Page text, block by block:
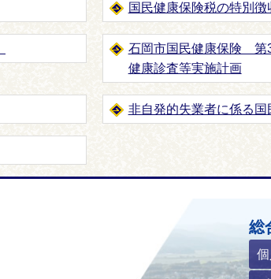
国民健康保険税の特別
石岡市国民健康保険 第
健康診査等実施計画
非自発的失業者に係る
総